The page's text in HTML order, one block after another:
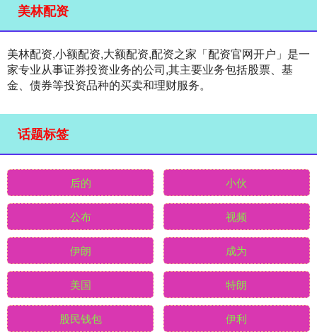
美林配资
美林配资,小额配资,大额配资,配资之家「配资官网开户」是一
家专业从事证券投资业务的公司,其主要业务包括股票、基
金、债券等投资品种的买卖和理财服务。
话题标签
后的 小伙
公布 视频
伊朗 成为
美国 特朗
股民钱包 伊利